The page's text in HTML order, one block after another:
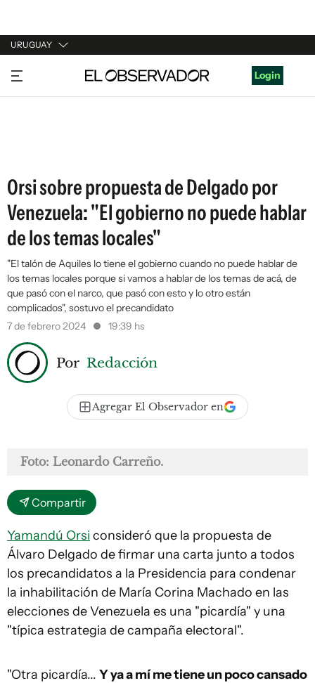
URUGUAY
URUGUAY
ARGENTINA
Login
Orsi sobre propuesta de Delgado por
Venezuela: "El gobierno no puede hablar
de los temas locales"
"El talón de Aquiles lo tiene el gobierno cuando no puede hablar de
los temas locales porque si vamos a hablar de los temas de acá, de
que pasó con el narco, que pasó con esto y lo otro están
complicados", sostuvo el precandidato
7 de febrero 2024
19:39 hs
Por Redacción
Agregar El Observador en
Foto: Leonardo Carreño.
Compartir
Yamandú Orsi consideró que la propuesta de
Álvaro Delgado de firmar una carta junto a todos
los precandidatos a la Presidencia para condenar
la inhabilitación de María Corina Machado en las
elecciones de Venezuela es una "picardía" y una
"típica estrategia de campaña electoral".
"Otra picardía... Y ya a mí me tiene un poco cansado